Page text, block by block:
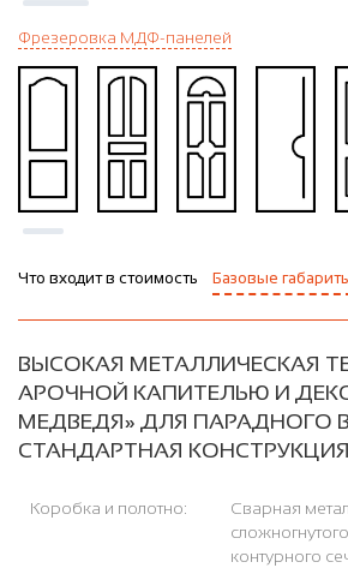
Фрезеровка МДФ-панелей
Что входит в стоимость Базовые
ВЫСОКАЯ МЕТАЛЛИЧЕСКАЯ
АРОЧНОЙ КАПИТЕЛЬЮ И
МЕДВЕДЯ» ДЛЯ ПАРАДНОГО
СТАНДАРТНАЯ КОНСТРУКЦИЯ
Коробка и полотно:
Сварная
контурного